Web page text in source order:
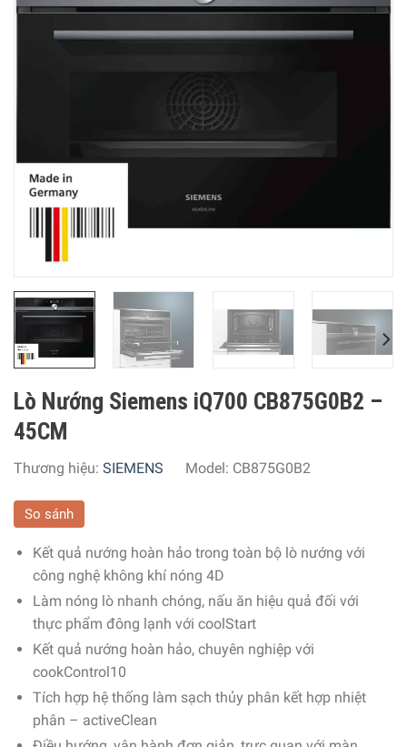
Lò Nướng Siemens iQ700 CB875G0B2 –
45CM
Thương hiệu: SIEMENS Model: CB875G0B2
So sánh
Kết quả nướng hoàn hảo trong toàn bộ lò nướng với
công nghệ không khí nóng 4D
Làm nóng lò nhanh chóng, nấu ăn hiệu quả đối với
thực phẩm đông lạnh với coolStart
Kết quả nướng hoàn hảo, chuyên nghiệp với
cookControl10
Tích hợp hệ thống làm sạch thủy phân kết hợp nhiệt
phân – activeClean